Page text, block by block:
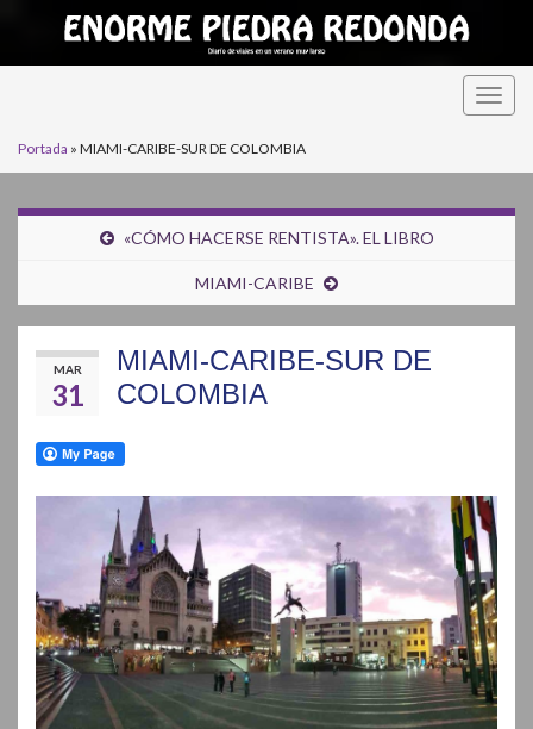
Portada » MIAMI-CARIBE-SUR DE COLOMBIA
«CÓMO HACERSE RENTISTA». EL LIBRO
MIAMI-CARIBE
MAR
31
MIAMI-CARIBE-SUR DE
COLOMBIA